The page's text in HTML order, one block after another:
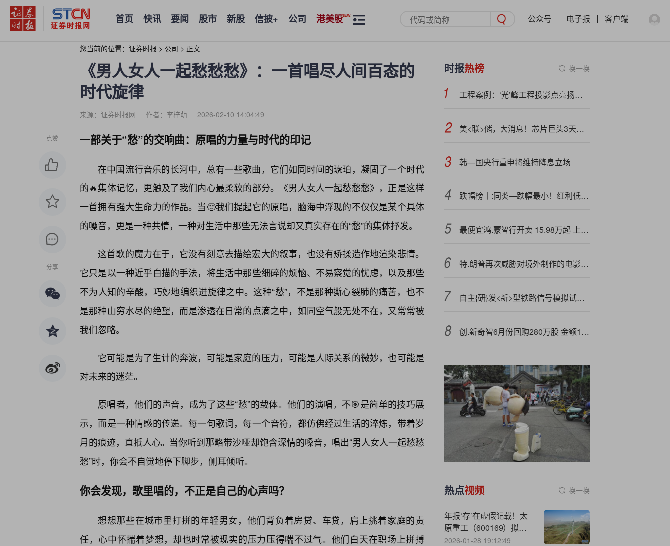
首页 快讯 要闻 股市 新股 信披+ 公司 港美股 公众号 电子报 客户端
您当前的位置： 证券时报 > 公司 > 正文
《男人女人一起愁愁愁》：一首唱尽人间百态的
时代旋律
来源：证券时报网 作者：李梓萌 2026-02-10 14:04:49
点赞
分享
一部关于“愁”的交响曲：原唱的力量与时代的印记
在中国流行音乐的长河中，总有一些歌曲，它们如同时间的琥珀，凝固了一个时代
的🔥集体记忆，更触及了我们内心最柔软的部分。《男人女人一起愁愁愁》，正是这样
一首拥有强大生命力的作品。当🙂我们提起它的原唱，脑海中浮现的不仅仅是某个具体
的嗓音，更是一种共情，一种对生活中那些无法言说却又真实存在的“愁”的集体抒发。
这首歌的魔力在于，它没有刻意去描绘宏大的叙事，也没有矫揉造作地渲染悲情。
它只是以一种近乎白描的手法，将生活中那些细碎的烦恼、不易察觉的忧虑，以及那些
不为人知的辛酸，巧妙地编织进旋律之中。这种“愁”，不是那种撕心裂肺的痛苦，也不
是那种山穷水尽的绝望，而是渗透在日常的点滴之中，如同空气般无处不在，又常常被
我们忽略。
它可能是为了生计的奔波，可能是家庭的压力，可能是人际关系的微妙，也可能是
对未来的迷茫。
原唱者，他们的声音，成为了这些“愁”的载体。他们的演唱，不🎯是简单的技巧展
示，而是一种情感的传递。每一句歌词，每一个音符，都仿佛经过生活的淬炼，带着岁
月的痕迹，直抵人心。当你听到那略带沙哑却饱含深情的嗓音，唱出“男人女人一起愁愁
愁”时，你会不自觉地停下脚步，侧耳倾听。
你会发现，歌里唱的，不正是自己的心声吗？
想想那些在城市里打拼的年轻男女，他们背负着房贷、车贷，肩上挑着家庭的责
任，心中怀揣着梦想，却也时常被现实的压力压得喘不过气。他们白天在职场上拼搏
时报热榜 换一换
工程案例：‘光’峰工程投影点亮扬州古运河夜游繁华画卷
美<联>储，大消息！芯片巨头3天大涨超40%！
韩—国央行重申将维持降息立场
跌幅榜丨:同类—跌幅最小！红利低波100ETF（515100）仅跌0.1%
最便宜鸿.蒙智行开卖 15.98万起 上汽做好爆款准备
特.朗普再次威胁对境外制作的电影征100%关税
自主{研}发<新>型铁路信号模拟试验装置正式投用
创.新奇智6月份回购280万股 金额1666万港元
热点视频 换一换
年报‘存’在虚假记载！太
原重工（600169）拟被
行政处罚
2026-01-28 19:12:49